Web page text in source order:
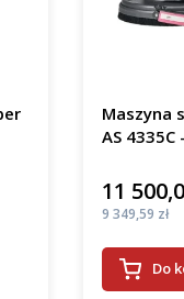
Maszyna
AS
Cena
11
Cena
9 349,59 zł
Do